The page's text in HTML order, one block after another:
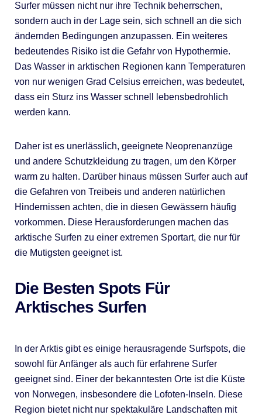
Surfer müssen nicht nur ihre Technik beherrschen,
sondern auch in der Lage sein, sich schnell an die sich
ändernden Bedingungen anzupassen. Ein weiteres
bedeutendes Risiko ist die Gefahr von Hypothermie.
Das Wasser in arktischen Regionen kann Temperaturen
von nur wenigen Grad Celsius erreichen, was bedeutet,
dass ein Sturz ins Wasser schnell lebensbedrohlich
werden kann.
Daher ist es unerlässlich, geeignete Neoprenanzüge
und andere Schutzkleidung zu tragen, um den Körper
warm zu halten. Darüber hinaus müssen Surfer auch auf
die Gefahren von Treibeis und anderen natürlichen
Hindernissen achten, die in diesen Gewässern häufig
vorkommen. Diese Herausforderungen machen das
arktische Surfen zu einer extremen Sportart, die nur für
die Mutigsten geeignet ist.
Die Besten Spots Für
Arktisches Surfen
In der Arktis gibt es einige herausragende Surfspots, die
sowohl für Anfänger als auch für erfahrene Surfer
geeignet sind. Einer der bekanntesten Orte ist die Küste
von Norwegen, insbesondere die Lofoten-Inseln. Diese
Region bietet nicht nur spektakuläre Landschaften mit